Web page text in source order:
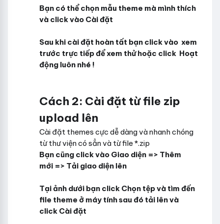
Bạn có thể chọn mẫu theme mà mình thích
và click vào Cài đặt
Sau khi cài đặt hoàn tất bạn click vào xem
trước trực tiếp để xem thử hoặc click Hoạt
động luôn nhé !
Cách 2: Cài đặt từ file zip
upload lên
Cài đặt themes cực dễ dàng và nhanh chóng
từ thư viện có sẳn và từ file *.zip
Bạn cũng click vào Giao diện => Thêm
mới => Tải giao diện lên
Tại ảnh dưới bạn click Chọn tệp và tìm đến
file theme ở máy tính sau đó tải lên và
click Cài đặt